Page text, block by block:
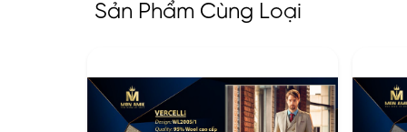
Sản Phẩm Cùng Loại